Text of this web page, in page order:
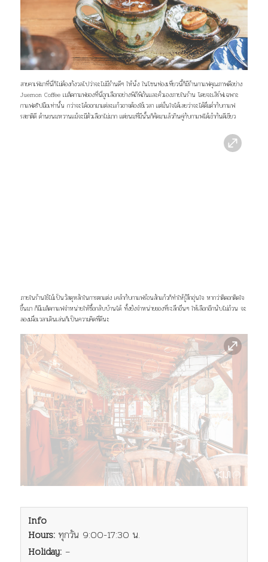
สายคาเฟ่มาที่นี่ก็ไม่ต้องกังวลไปว่าจะไม่มีร้านดีๆ ให้นั่ง ในโซนท่องเที่ยวนี้ก็มีร้านกาแฟคุณภาพดีอย่าง
Juemon Coffee เมล็ดกาแฟของที่นี่ถูกเลือกอย่างพิถีพิถันและคั่วเองภายในร้าน โดยจะเสิร์ฟเฉพาะ
กาแฟดริปมือเท่านั้น กว่าจะได้ออกมาแต่ละแก้วอาจต้องใช้เวลา แต่มั่นใจได้เลยว่าจะได้ดื่มด่ำกับกาแฟ
รสชาติดี ด้านขนมหวานแม้จะมีตัวเลือกไม่มาก แต่ขนมที่มีนั้นก็คัดมาแล้วกินคู่กับกาแฟได้เข้ากันดีเชียว
ภายในร้านใช้ไม้เป็นวัสดุหลักในการตกแต่ง เคล้ากับกาแฟร้อนสักแก้วก็ทำให้รู้สึกอุ่นใจ หากว่าติดอกติดใจ
ขึ้นมา ก็มีเมล็ดกาแฟจำหน่ายให้ซื้อกลับบ้านได้ ทั้งยังจำหน่ายของที่ระลึกอื่นๆ ให้เลือกอีกนับไม่ถ้วน จะ
ลองเผื่อเวลาเดินเล่นก็เป็นความคิดที่ดีนะ
Info
Hours:ทุกวัน 9:00-17:30 น.
Holiday:–